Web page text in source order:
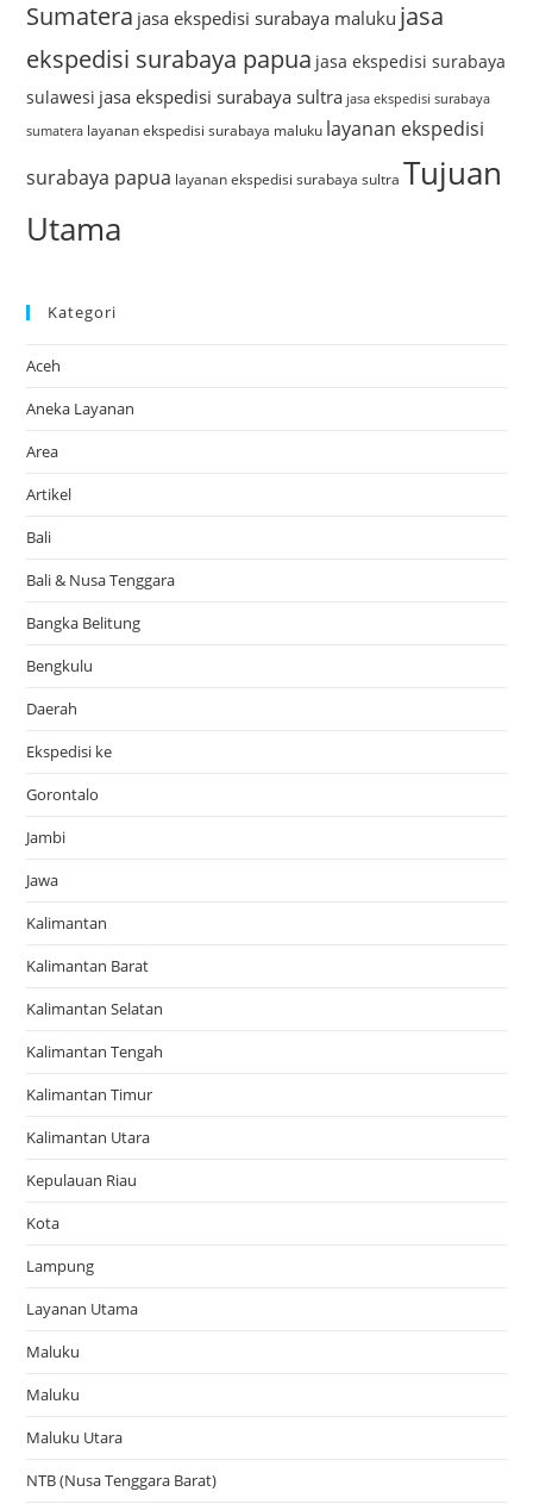
Sumatera jasa ekspedisi surabaya maluku jasa
ekspedisi surabaya papua jasa ekspedisi surabaya
sulawesi jasa ekspedisi surabaya sultra jasa ekspedisi surabaya
sumatera layanan ekspedisi surabaya maluku layanan ekspedisi
surabaya papua layanan ekspedisi surabaya sultra Tujuan
Utama
Kategori
Aceh
Aneka Layanan
Area
Artikel
Bali
Bali & Nusa Tenggara
Bangka Belitung
Bengkulu
Daerah
Ekspedisi ke
Gorontalo
Jambi
Jawa
Kalimantan
Kalimantan Barat
Kalimantan Selatan
Kalimantan Tengah
Kalimantan Timur
Kalimantan Utara
Kepulauan Riau
Kota
Lampung
Layanan Utama
Maluku
Maluku
Maluku Utara
NTB (Nusa Tenggara Barat)